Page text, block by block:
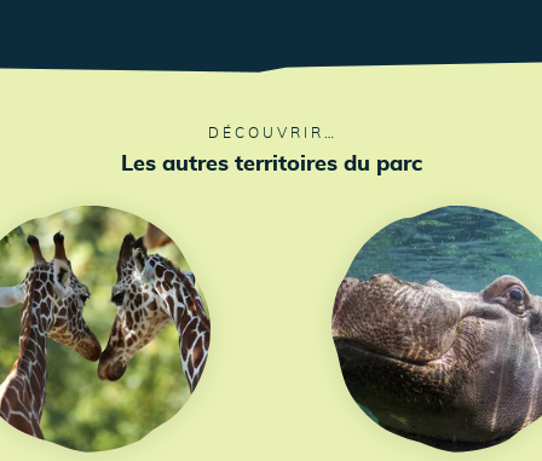
DÉCOUVRIR…
Les autres territoires du parc